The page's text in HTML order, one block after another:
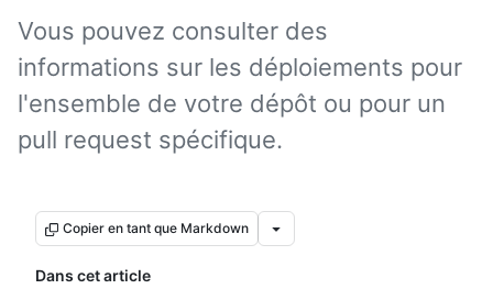
Vous pouvez consulter des
informations sur les déploiements pour
l'ensemble de votre dépôt ou pour un
pull request spécifique.
Copier en tant que Markdown
Dans cet article